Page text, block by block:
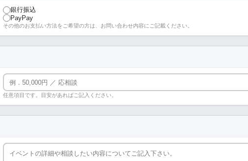
銀行振込
PayPay
その他のお支払い方法をご希望の方は、お問い合わせ内容にご記載ください。
任意項目です。目安があればご記入ください。